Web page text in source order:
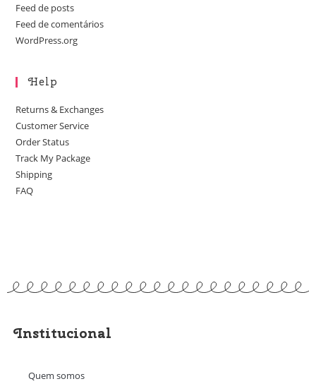
Feed de posts
Feed de comentários
WordPress.org
Help
Returns & Exchanges
Customer Service
Order Status
Track My Package
Shipping
FAQ
Institucional
Quem somos